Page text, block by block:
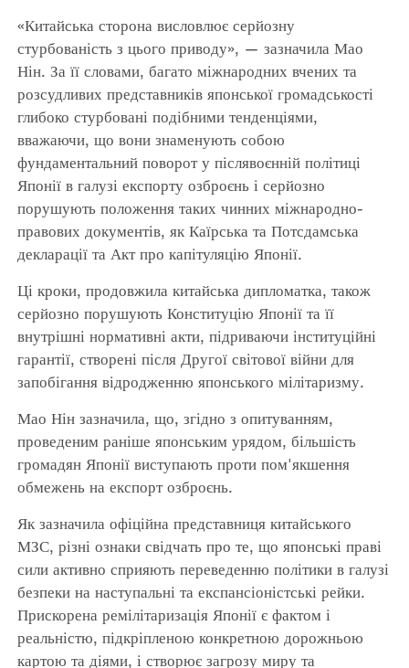
«Китайська сторона висловлює серйозну
стурбованість з цього приводу», — зазначила Мао
Нін. За її словами, багато міжнародних вчених та
розсудливих представників японської громадськості
глибоко стурбовані подібними тенденціями,
вважаючи, що вони знаменують собою
фундаментальний поворот у післявоєнній політиці
Японії в галузі експорту озброєнь і серйозно
порушують положення таких чинних міжнародно-
правових документів, як Каїрська та Потсдамська
декларації та Акт про капітуляцію Японії.
Ці кроки, продовжила китайська дипломатка, також
серйозно порушують Конституцію Японії та її
внутрішні нормативні акти, підриваючи інституційні
гарантії, створені після Другої світової війни для
запобігання відродженню японського мілітаризму.
Мао Нін зазначила, що, згідно з опитуванням,
проведеним раніше японським урядом, більшість
громадян Японії виступають проти пом'якшення
обмежень на експорт озброєнь.
Як зазначила офіційна представниця китайського
МЗС, різні ознаки свідчать про те, що японські праві
сили активно сприяють переведенню політики в галузі
безпеки на наступальні та експансіоністські рейки.
Прискорена ремілітаризація Японії є фактом і
реальністю, підкріпленою конкретною дорожньою
картою та діями, і створює загрозу миру та